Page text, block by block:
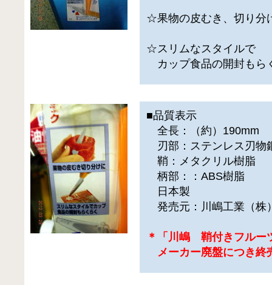
☆果物の皮むき、切り分
☆スリムなスタイルで
カップ食品の開封もら
■品質表示
全長：（約）190mm
刃部：ステンレス刃物
鞘：メタクリル樹脂
柄部：：ABS樹脂
日本製
発売元：川嶋工業（株
＊「川嶋 鞘付きフルー
メーカー廃盤につき終